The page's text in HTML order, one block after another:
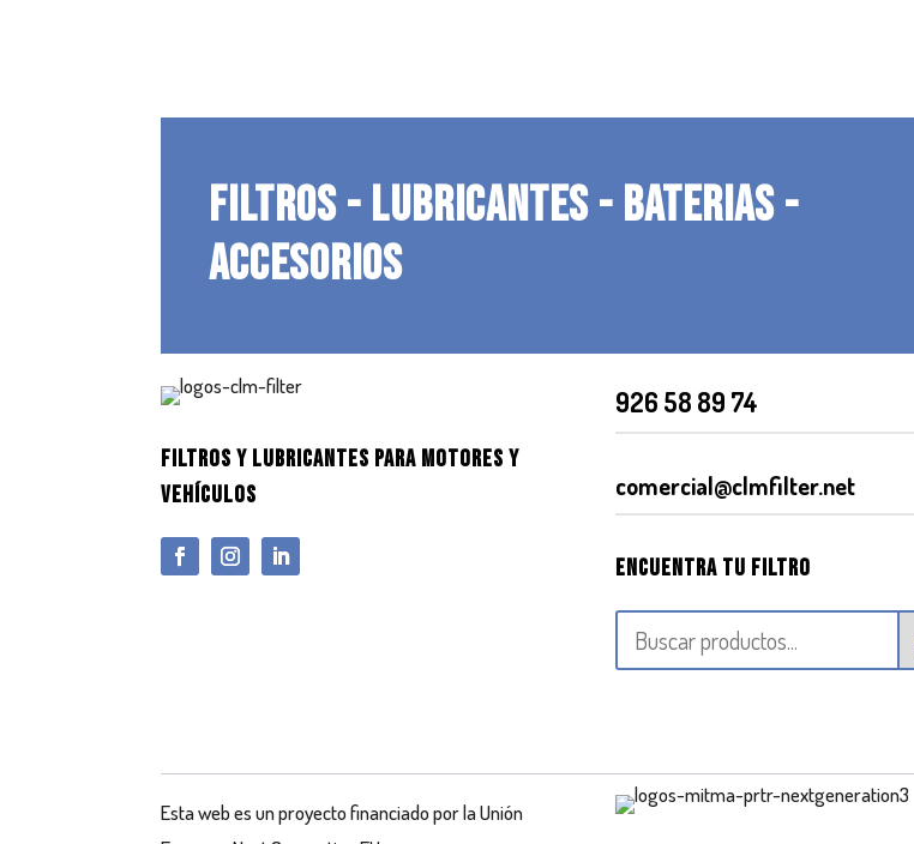
FILTROS - LUBRICANTES - BATERIAS -
ACCESORIOS
FILTROS Y LUBRICANTES PARA MOTORES Y
VEHÍCULOS
926 58 89 74
comercial@clmfilter.net
Encuentra tu filtro
Esta web es un proyecto financiado por la Unión